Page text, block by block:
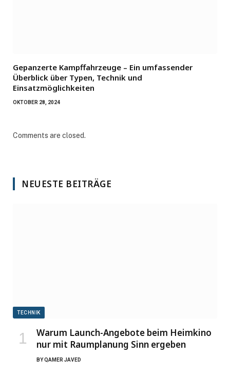
Gepanzerte Kampffahrzeuge – Ein umfassender
Überblick über Typen, Technik und
Einsatzmöglichkeiten
OKTOBER 28, 2024
Comments are closed.
NEUESTE BEITRÄGE
TECHNIK
Warum Launch-Angebote beim Heimkino
nur mit Raumplanung Sinn ergeben
BYQAMER JAVED